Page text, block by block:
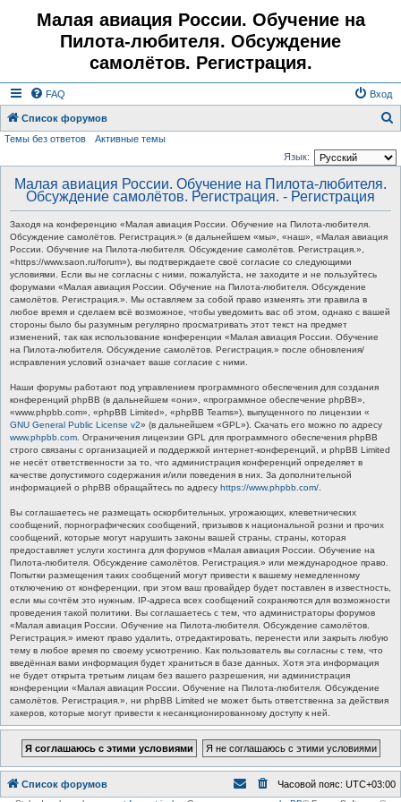
Малая авиация России. Обучение на
Пилота-любителя. Обсуждение
самолётов. Регистрация.
FAQ Вход
Список форумов
Темы без ответов
Активные темы
Язык:
Малая авиация России. Обучение на Пилота-любителя.
Обсуждение самолётов. Регистрация. - Регистрация
Заходя на конференцию «Малая авиация России. Обучение на Пилота-любителя.
Обсуждение самолётов. Регистрация.» (в дальнейшем «мы», «наш», «Малая авиация
России. Обучение на Пилота-любителя. Обсуждение самолётов. Регистрация.»,
«https://www.saon.ru/forum»), вы подтверждаете своё согласие со следующими
условиями. Если вы не согласны с ними, пожалуйста, не заходите и не пользуйтесь
форумами «Малая авиация России. Обучение на Пилота-любителя. Обсуждение
самолётов. Регистрация.». Мы оставляем за собой право изменять эти правила в
любое время и сделаем всё возможное, чтобы уведомить вас об этом, однако с вашей
стороны было бы разумным регулярно просматривать этот текст на предмет
изменений, так как использование конференции «Малая авиация России. Обучение
на Пилота-любителя. Обсуждение самолётов. Регистрация.» после обновления/
исправления условий означает ваше согласие с ними.
Наши форумы работают под управлением программного обеспечения для создания
конференций phpBB (в дальнейшем «они», «программное обеспечение phpBB»,
«www.phpbb.com», «phpBB Limited», «phpBB Teams»), выпущенного по лицензии «
GNU General Public License v2» (в дальнейшем «GPL»). Скачать его можно по адресу
www.phpbb.com . Ограничения лицензии GPL для программного обеспечения phpBB
строго связаны с организацией и поддержкой интернет-конференций, и phpBB Limited
не несёт ответственности за то, что администрация конференций определяет в
качестве допустимого содержания и/или поведения в них. За дополнительной
информацией о phpBB обращайтесь по адресу https://www.phpbb.com/
Вы соглашаетесь не размещать оскорбительных, угрожающих, клеветнических
сообщений, порнографических сообщений, призывов к национальной розни и прочих
сообщений, которые могут нарушить законы вашей страны, страны, которая
предоставляет услуги хостинга для форумов «Малая авиация России. Обучение на
Пилота-любителя. Обсуждение самолётов. Регистрация.» или международное право.
Попытки размещения таких сообщений могут привести к вашему немедленному
отключению от конференции, при этом ваш провайдер будет поставлен в известность,
если мы сочтём это нужным. IP-адреса всех сообщений сохраняются для возможности
проведения такой политики. Вы соглашаетесь с тем, что администраторы форумов
«Малая авиация России. Обучение на Пилота-любителя. Обсуждение самолётов.
Регистрация.» имеют право удалить, отредактировать, перенести или закрыть любую
тему в любое время по своему усмотрению. Как пользователь вы согласны с тем, что
введённая вами информация будет храниться в базе данных. Хотя эта информация
не будет открыта третьим лицам без вашего разрешения, ни администрация
конференции «Малая авиация России. Обучение на Пилота-любителя. Обсуждение
самолётов. Регистрация.», ни phpBB Limited не может быть ответственна за действия
хакеров, которые могут привести к несанкционированному доступу к ней.
Список форумов Часовой пояс: UTC+03:00